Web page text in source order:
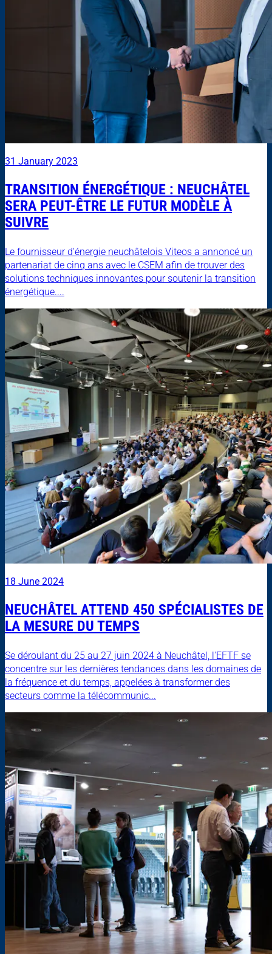
31 January 2023
TRANSITION ÉNERGÉTIQUE : NEUCHÂTEL
SERA PEUT-ÊTRE LE FUTUR MODÈLE À
SUIVRE
Le fournisseur d'énergie neuchâtelois Viteos a annoncé un
partenariat de cinq ans avec le CSEM afin de trouver des
solutions techniques innovantes pour soutenir la transition
énergétique....
18 June 2024
NEUCHÂTEL ATTEND 450 SPÉCIALISTES DE
LA MESURE DU TEMPS
Se déroulant du 25 au 27 juin 2024 à Neuchâtel, l'EFTF se
concentre sur les dernières tendances dans les domaines de
la fréquence et du temps, appelées à transformer des
secteurs comme la télécommunic...